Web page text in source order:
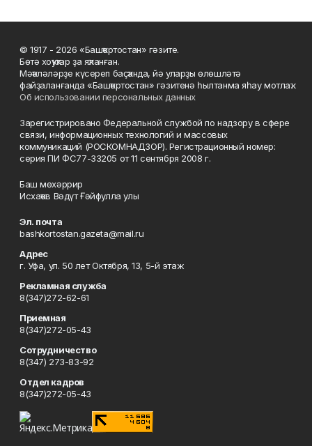
© 1917 - 2026 «Башҡортостан» гәзите.
Бөтә хоҡуҡтар ҙа яҡланған.
Мәҡәләләрҙе күсереп баҫҡанда, йә уларҙы өлөшләтә
файҙаланғанда «Башҡортостан» гәзитенә һылтанма яһау мотлаҡ.
Об использовании персональных данных
Зарегистрировано Федеральной службой по надзору в сфере
связи, информационных технологий и массовых
коммуникаций (РОСКОМНАДЗОР). Регистрационный номер:
серия ПИ ФС77-33205 от 11 сентября 2008 г.
Баш мөхәррир
Исхаҡов Вәдүт Ғәйфулла улы
Эл. почта
bashkortostan.gazeta@mail.ru
Адрес
г. Уфа, ул. 50 лет Октября, 13, 5-й этаж
Рекламная служба
8(347)272-62-61
Приемная
8(347)272-05-43
Сотрудничество
8(347) 273-83-92
Отдел кадров
8(347)272-05-43